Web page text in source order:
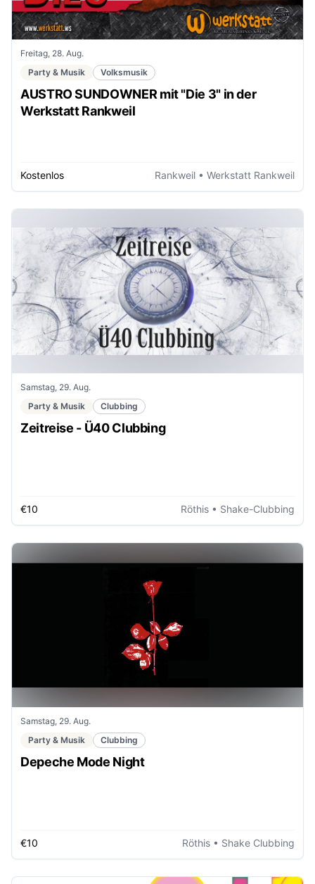
Freitag, 28. Aug.
Party & Musik
Volksmusik
AUSTRO SUNDOWNER mit "Die 3" in der
Werkstatt Rankweil
Kostenlos Rankweil • Werkstatt Rankweil
Samstag, 29. Aug.
Party & Musik
Clubbing
Zeitreise - Ü40 Clubbing
€10 Röthis • Shake-Clubbing
Samstag, 29. Aug.
Party & Musik
Clubbing
Depeche Mode Night
€10 Röthis • Shake Clubbing